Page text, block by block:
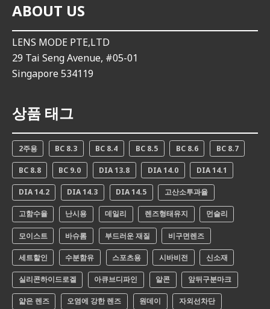
ABOUT US
LENS MODE PTE,LTD
29 Tai Seng Avenue, #05-01
Singapore 534119
상품 태그
2주용 BC 8.3 BC 8.4 BC 8.5 BC 8.6 BC 8.7
BC 8.8 BC 9.0 DIA 13.8 DIA 14.0 DIA 14.1
DIA 14.2 DIA 14.3 DIA 14.5 고산소투과율
고함수율 난시용 데일리 렌즈형태유지 먼슬리
모이스트 바슈롬 부드러운 재질 비구면렌즈
세트할인 수분함유 스포츠용 시바비전 신소재
실리콘하이드로겔 아큐브디파인 알콘 앞뒤구분마크
얇은 렌즈 오염에 강한 렌즈 원데이 자외선차단